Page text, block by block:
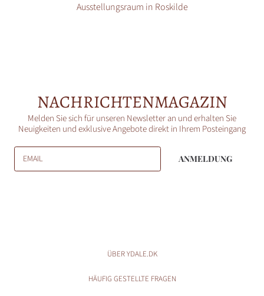
Ausstellungsraum in Roskilde
NACHRICHTENMAGAZIN
Melden Sie sich für unseren Newsletter an und erhalten Sie
Neuigkeiten und exklusive Angebote direkt in Ihrem Posteingang
EMAIL ANMELDUNG
ÜBER YDALE.DK
HÄUFIG GESTELLTE FRAGEN